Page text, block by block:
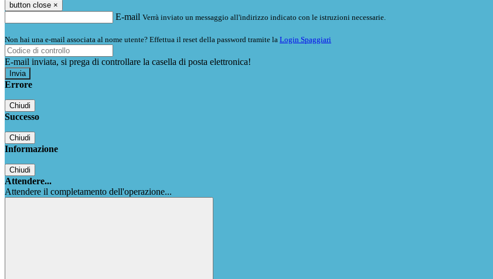
button close ×
E-mail Verrà inviato un messaggio all'indirizzo indicato con le istruzioni necessarie.
Non hai una e-mail associata al nome utente? Effettua il reset della password tramite la Login Spaggiari
E-mail inviata, si prega di controllare la casella di posta elettronica!
Errore
Chiudi
Successo
Chiudi
Informazione
Chiudi
Attendere...
Attendere il completamento dell'operazione...